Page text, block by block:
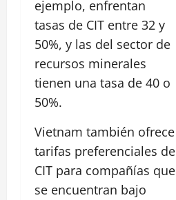
ejemplo, enfrentan
tasas de CIT entre 32 y
50%, y las del sector de
recursos minerales
tienen una tasa de 40 o
50%.
Vietnam también ofrece
tarifas preferenciales de
CIT para compañías que
se encuentran bajo